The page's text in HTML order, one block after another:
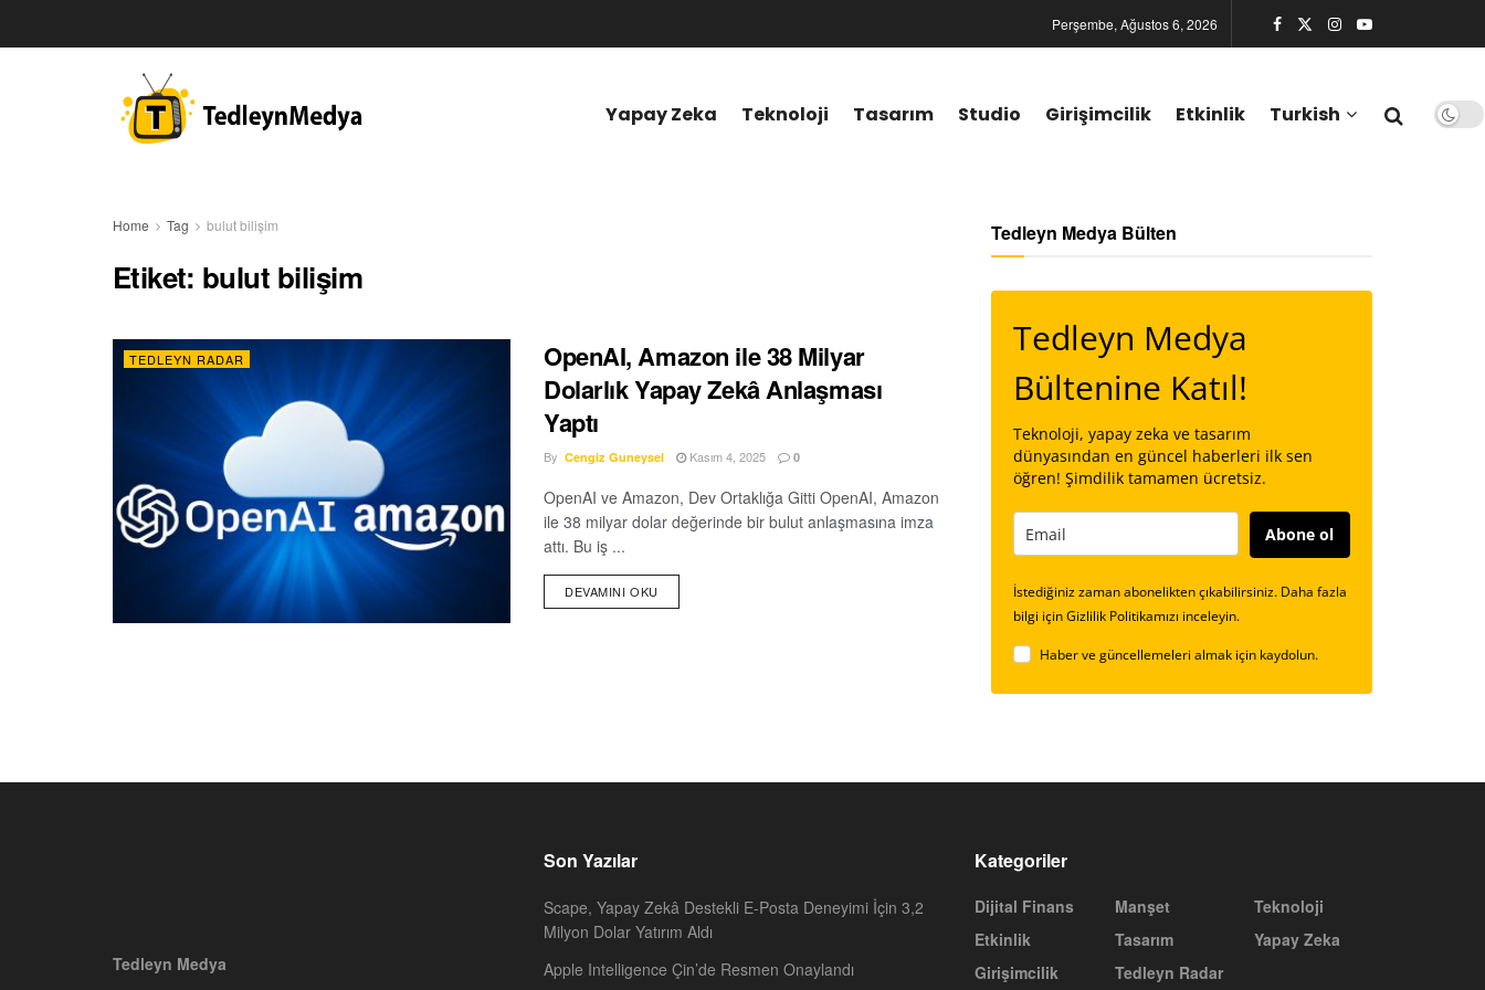
Perşembe, Ağustos 6, 2026
Yapay Zeka Teknoloji Tasarım Studio Girişimcilik Etkinlik Turkish
Home Tag bulut bilişim
Etiket: bulut bilişim
TEDLEYN RADAR
OpenAI, Amazon ile 38 Milyar
Dolarlık Yapay Zekâ Anlaşması
Yaptı
By Cengiz Guneysel Kasım 4, 2025 0
OpenAI ve Amazon, Dev Ortaklığa Gitti OpenAI, Amazon
ile 38 milyar dolar değerinde bir bulut anlaşmasına imza
attı. Bu iş ...
DEVAMINI OKU
Tedleyn Medya Bülten
Tedleyn Medya
Bültenine Katıl!
Teknoloji, yapay zeka ve tasarım
dünyasından en güncel haberleri ilk sen
öğren! Şimdilik tamamen ücretsiz.
Abone ol
İstediğiniz zaman abonelikten çıkabilirsiniz. Daha fazla
bilgi için Gizlilik Politikamızı inceleyin.
Haber ve güncellemeleri almak için kaydolun.
Tedleyn Medya
Son Yazılar
Scape, Yapay Zekâ Destekli E-Posta Deneyimi İçin 3,2
Milyon Dolar Yatırım Aldı
Apple Intelligence Çin’de Resmen Onaylandı
Kategoriler
Dijital Finans
Etkinlik
Girişimcilik
Manşet
Tasarım
Tedleyn Radar
Teknoloji
Yapay Zeka